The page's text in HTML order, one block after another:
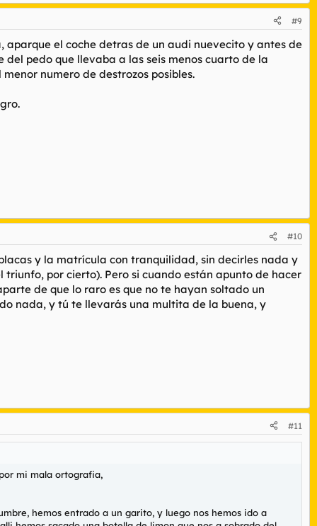
#9
el coche detras de un audi nuevecito y antes de
pedo que llevaba a las seis menos cuarto de la
numero de destrozos posibles.
#10
y la matrícula con tranquilidad, sin decirles nada y
por cierto). Pero si cuando están apunto de hacer
de que lo raro es que no te hayan soltado un
nada, y tú te llevarás una multita de la buena, y
#11
mi mala ortografia,
hemos entrado a un garito, y luego nos hemos ido a